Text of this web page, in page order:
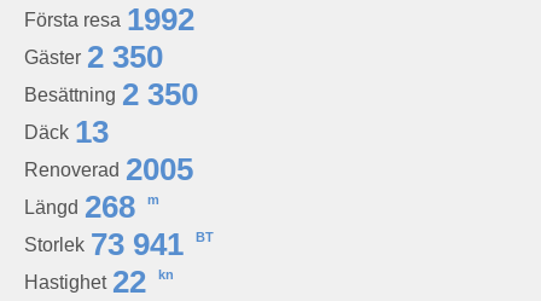
Första resa 1992
Gäster 2 350
Besättning 2 350
Däck 13
Renoverad 2005
Längd 268 m
Storlek 73 941 BT
Hastighet 22 kn